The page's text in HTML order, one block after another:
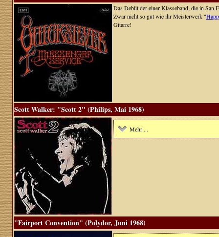
Das Debüt der einer Klasseband, die in San
Zwar nicht so gut wie ihr Meisterwerk "
Gitarre!
Scott Walker: "Scott 2" (Philips, Mai 1968)
Mehr ...
"Fairport Convention" (Polydor, Juni 1968)